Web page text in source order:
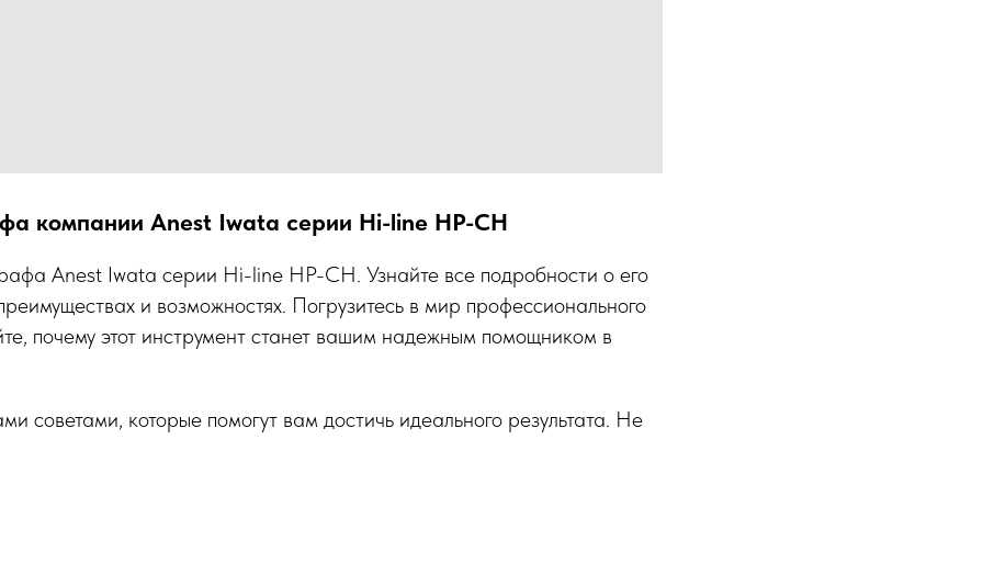
компании Anest Iwata серии Hi-line HP-CH
Anest Iwata серии Hi-line HP-CH. Узнайте все подробности о его
и возможностях. Погрузитесь в мир профессионального
почему этот инструмент станет вашим надежным помощником в
советами, которые помогут вам достичь идеального результата. Не